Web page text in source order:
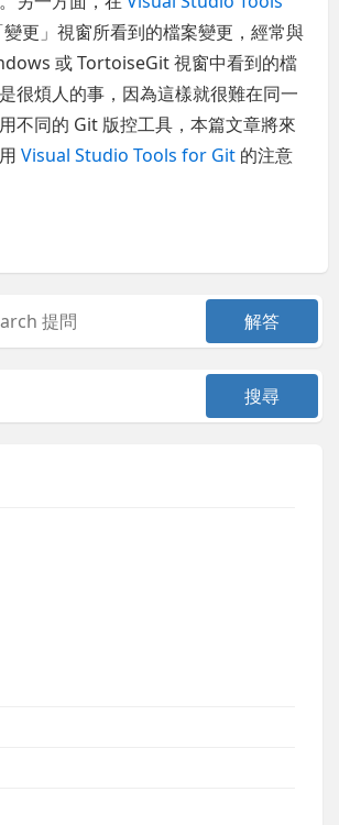
更」視窗所看到的檔案變更，經常與
或 TortoiseGit 視窗中看到的檔
很煩人的事，因為這樣就很難在同一
不同的 Git 版控工具，本篇文章將來
Visual Studio Tools for Git 的注意